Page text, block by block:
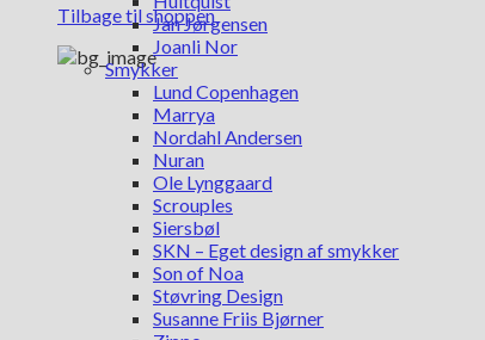
Tilbage til shoppen
Jan Jørgensen
Joanli Nor
Smykker
Lund Copenhagen
Marrya
Nordahl Andersen
Nuran
Ole Lynggaard
Scrouples
Siersbøl
SKN – Eget design af smykker
Son of Noa
Støvring Design
Susanne Friis Bjørner